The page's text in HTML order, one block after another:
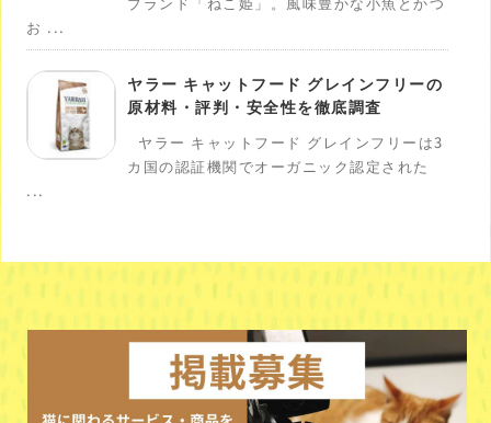
お ...
ヤラー キャットフード グレインフリーの
原材料・評判・安全性を徹底調査
ヤラー キャットフード グレインフリーは3
カ国の認証機関でオーガニック認定された
...